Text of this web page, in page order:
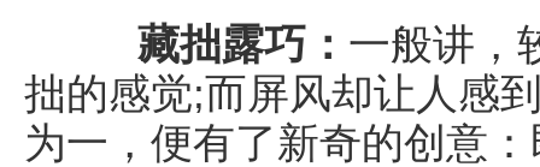
藏拙露巧： 一般讲，
拙的感觉;而屏风却让人感
为一，便有了新奇的创意